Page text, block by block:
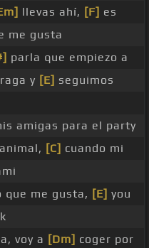
llevas ahí, [F] es
me gusta
parla que empiezo a
y [E] seguimos
amigas para el party
[C] cuando mi
que me gusta, [E] you
voy a [Dm] coger por